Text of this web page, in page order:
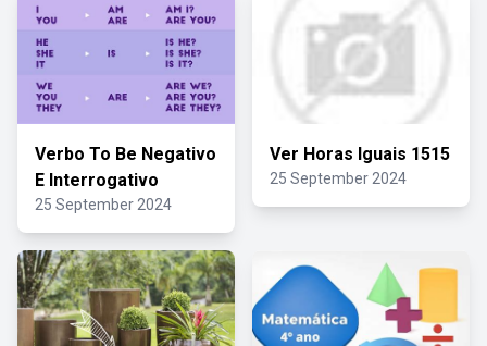
Verbo To Be Negativo
E Interrogativo
25 September 2024
Ver Horas Iguais 1515
25 September 2024